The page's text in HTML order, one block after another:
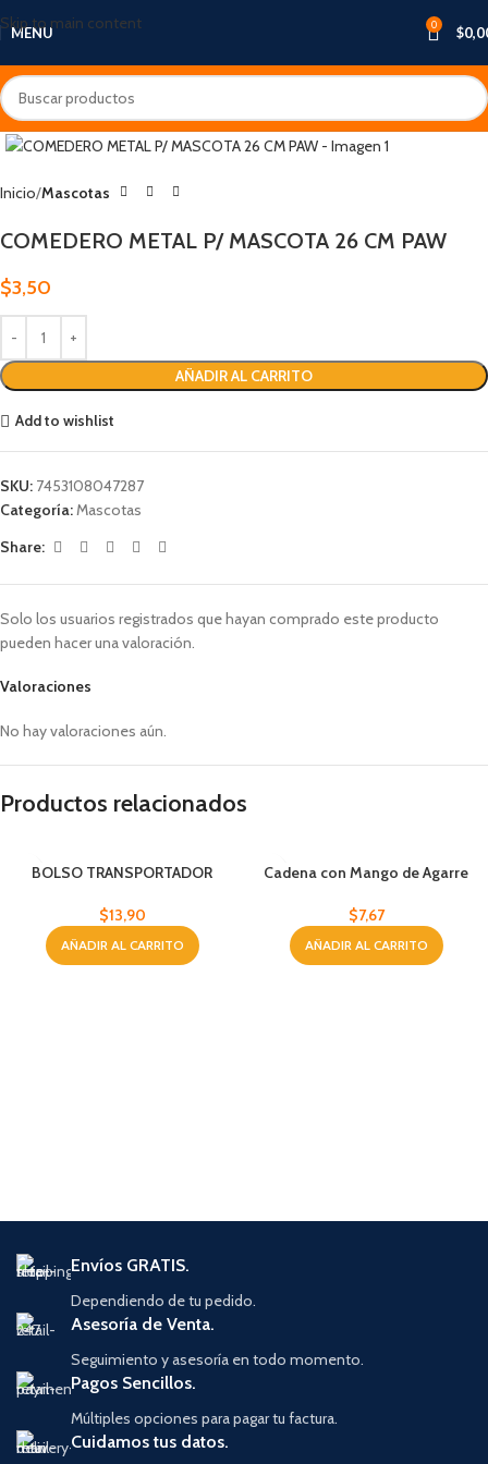
Skip to main content
MENU 0 $
Inicio Mascotas
COMEDERO METAL P/ MASCOTA 26 CM PAW
$3,50
AÑADIR AL CARRITO
Add to wishlist
SKU: 7453108047287
Categoría: Mascotas
Share:
Valoraciones
No hay valoraciones aún.
Solo los usuarios registrados que hayan comprado este producto
pueden hacer una valoración.
Productos relacionados
BOLSO TRANSPORTADOR
$13,90
AÑADIR AL CARRITO
Cadena con Mango de Agarre
$7,67
AÑADIR AL CARRITO
Envíos GRATIS.
Dependiendo de tu pedido.
Asesoría de Venta.
Seguimiento y asesoría en todo momento.
Pagos Sencillos.
Múltiples opciones para pagar tu factura.
Cuidamos tus datos.